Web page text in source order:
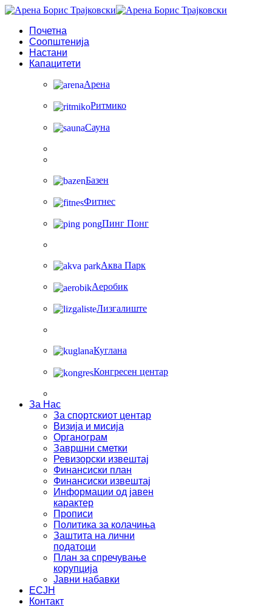
Почетна
Соопштенија
Настани
Капацитети
Арена
Ритмико
Сауна
Базен
Фитнес
Пинг Понг
Аква Парк
Аеробик
Лизгалиште
Куглана
Конгресен центар
За Нас
За спортскиот центар
Визија и мисија
Органограм
Завршни сметки
Ревизорски извештај
Финансиски план
Финансиски извештај
Информации од јавен
карактер
Прописи
Политика за колачиња
Заштита на лични
податоци
План за спречување
корупција
Јавни набавки
ЕСЈН
Контакт